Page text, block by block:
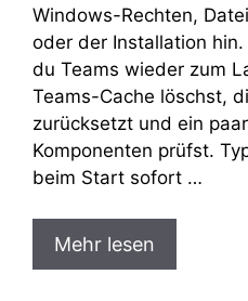
Windows-Rechten,
oder der Installation
du Teams wieder zum
Teams-Cache löschst,
zurücksetzt und ein
Komponenten prüfst.
beim Start sofort …
Mehr lesen